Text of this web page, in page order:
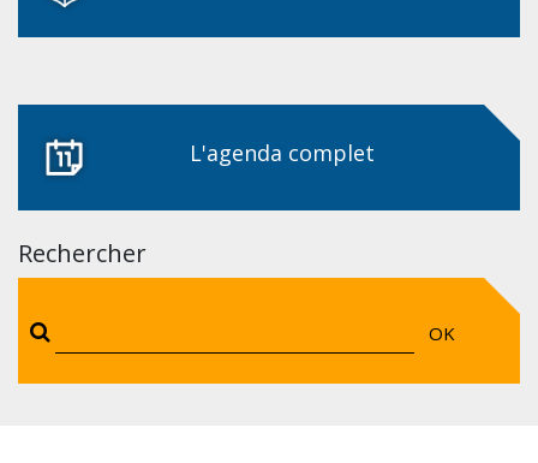
L'agenda complet
Rechercher
OK